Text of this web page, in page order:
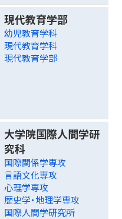
現代教育学部
幼児教育学科
現代教育学科
現代教育学部
大学院国際人間学研
究科
国際関係学専攻
言語文化専攻
心理学専攻
歴史学・地理学専攻
国際人間学研究所